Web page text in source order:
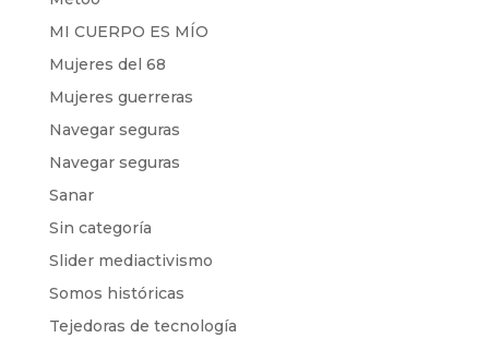
MI CUERPO ES MÍO
Mujeres del 68
Mujeres guerreras
Navegar seguras
Navegar seguras
Sanar
Sin categoría
Slider mediactivismo
Somos históricas
Tejedoras de tecnología